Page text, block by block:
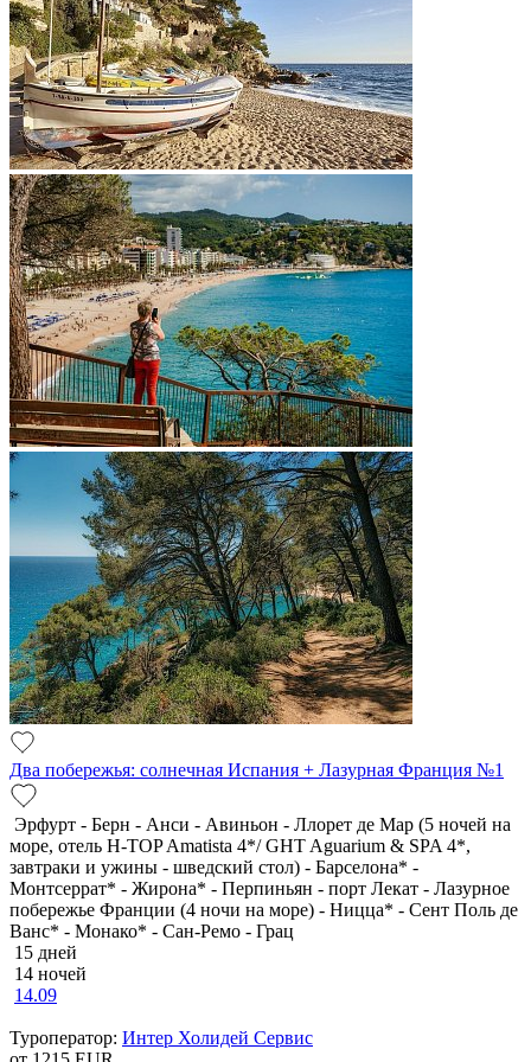
Два побережья: солнечная Испания + Лазурная Франция №1
Эрфурт - Берн - Анси - Авиньон - Ллорет де Мар (5 ночей на
море, отель H-TOP Amatista 4*/ GHT Aguarium & SPA 4*,
завтраки и ужины - шведский стол) - Барселона* -
Монтсеррат* - Жирона* - Перпиньян - порт Лекат - Лазурное
побережье Франции (4 ночи на море) - Ницца* - Сент Поль де
Ванс* - Монако* - Сан-Ремо - Грац
15 дней
14 ночей
14.09
Туроператор: Интер Холидей Сервис